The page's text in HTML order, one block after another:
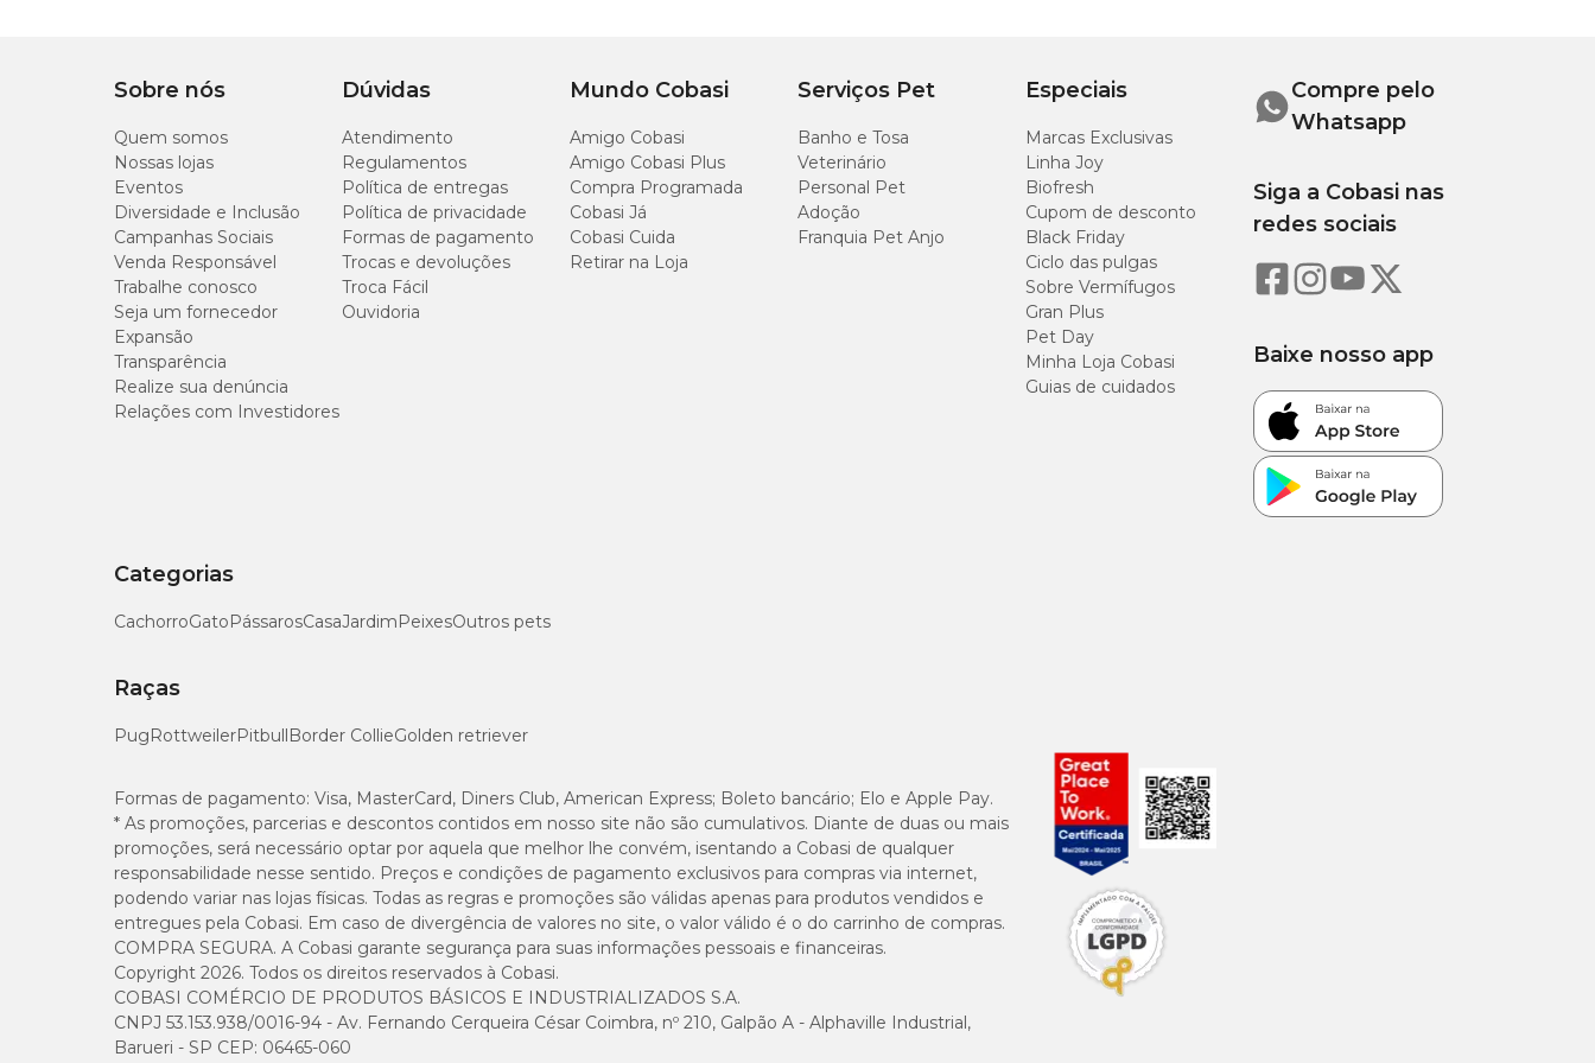
Sobre nós
Quem somos
Nossas lojas
Eventos
Diversidade e Inclusão
Campanhas Sociais
Venda Responsável
Trabalhe conosco
Seja um fornecedor
Expansão
Transparência
Realize sua denúncia
Relações com Investidores
Dúvidas
Atendimento
Regulamentos
Política de entregas
Política de privacidade
Formas de pagamento
Trocas e devoluções
Troca Fácil
Ouvidoria
Mundo Cobasi
Amigo Cobasi
Amigo Cobasi Plus
Compra Programada
Cobasi Já
Cobasi Cuida
Retirar na Loja
Serviços Pet
Banho e Tosa
Veterinário
Personal Pet
Adoção
Franquia Pet Anjo
Especiais
Marcas Exclusivas
Linha Joy
Biofresh
Cupom de desconto
Black Friday
Ciclo das pulgas
Sobre Vermífugos
Gran Plus
Pet Day
Minha Loja Cobasi
Guias de cuidados
Categorias
CachorroGatoPássarosCasaJardimPeixesOutros pets
Raças
PugRottweilerPitbullBorder CollieGolden retriever
Compre pelo
Whatsapp
Siga a Cobasi nas
redes sociais
Baixe nosso app
Formas de pagamento: Visa, MasterCard, Diners Club, American Express; Boleto bancário; Elo e Apple Pay.
* As promoções, parcerias e descontos contidos em nosso site não são cumulativos. Diante de duas ou mais
promoções, será necessário optar por aquela que melhor lhe convém, isentando a Cobasi de qualquer
responsabilidade nesse sentido. Preços e condições de pagamento exclusivos para compras via internet,
podendo variar nas lojas físicas. Todas as regras e promoções são válidas apenas para produtos vendidos e
entregues pela Cobasi. Em caso de divergência de valores no site, o valor válido é o do carrinho de compras.
COMPRA SEGURA. A Cobasi garante segurança para suas informações pessoais e financeiras.
Copyright 2026. Todos os direitos reservados à Cobasi.
COBASI COMÉRCIO DE PRODUTOS BÁSICOS E INDUSTRIALIZADOS S.A.
CNPJ 53.153.938/0016-94 - Av. Fernando Cerqueira César Coimbra, nº 210, Galpão A - Alphaville Industrial,
Barueri - SP CEP: 06465-060